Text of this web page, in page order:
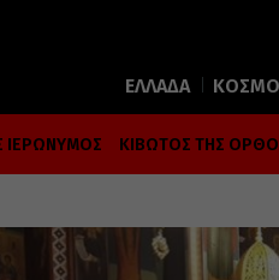
ΕΛΛΑΔΑ
ΙΕΡΩΝΥΜΟΣ ΚΙΒΩΤΟΣ ΤΗΣ